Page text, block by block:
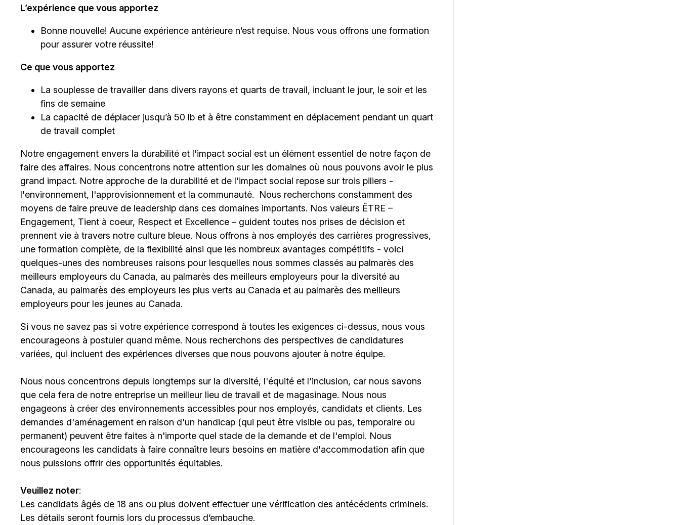
L’expérience que vous apportez
Bonne nouvelle! Aucune expérience antérieure n’est requise. Nous vous offrons une formation
pour assurer votre réussite!
Ce que vous apportez
La souplesse de travailler dans divers rayons et quarts de travail, incluant le jour, le soir et les
fins de semaine
La capacité de déplacer jusqu’à 50 lb et à être constamment en déplacement pendant un quart
de travail complet
Notre engagement envers la durabilité et l'impact social est un élément essentiel de notre façon de
faire des affaires. Nous concentrons notre attention sur les domaines où nous pouvons avoir le plus
grand impact. Notre approche de la durabilité et de l'impact social repose sur trois piliers -
l'environnement, l'approvisionnement et la communauté.
Nous recherchons constamment des
moyens de faire preuve de leadership dans ces domaines importants. Nos valeurs ÊTRE –
Engagement, Tient à coeur, Respect et Excellence – guident toutes nos prises de décision et
prennent vie à travers notre culture bleue. Nous offrons à nos employés des carrières progressives,
une formation complète, de la flexibilité ainsi que les nombreux avantages compétitifs - voici
quelques-unes des nombreuses raisons pour lesquelles nous sommes classés au palmarès des
meilleurs employeurs du Canada, au palmarès des meilleurs employeurs pour la diversité au
Canada, au palmarès des employeurs les plus verts au Canada et au palmarès des meilleurs
employeurs pour les jeunes au Canada.
Si vous ne savez pas si votre expérience correspond à toutes les exigences ci-dessus, nous vous
encourageons à postuler quand même. Nous recherchons des perspectives de candidatures
variées, qui incluent des expériences diverses que nous pouvons ajouter à notre équipe.
Nous nous concentrons depuis longtemps sur la diversité, l'équité et l'inclusion, car nous savons
que cela fera de notre entreprise un meilleur lieu de travail et de magasinage. Nous nous
engageons à créer des environnements accessibles pour nos employés, candidats et clients. Les
demandes d'aménagement en raison d'un handicap (qui peut être visible ou pas, temporaire ou
permanent) peuvent être faites à n'importe quel stade de la demande et de l'emploi. Nous
encourageons les candidats à faire connaître leurs besoins en matière d'accommodation afin que
nous puissions offrir des opportunités équitables.
Veuillez noter:
Les candidats âgés de 18 ans ou plus doivent effectuer une vérification des antécédents criminels.
Les détails seront fournis lors du processus d’embauche.